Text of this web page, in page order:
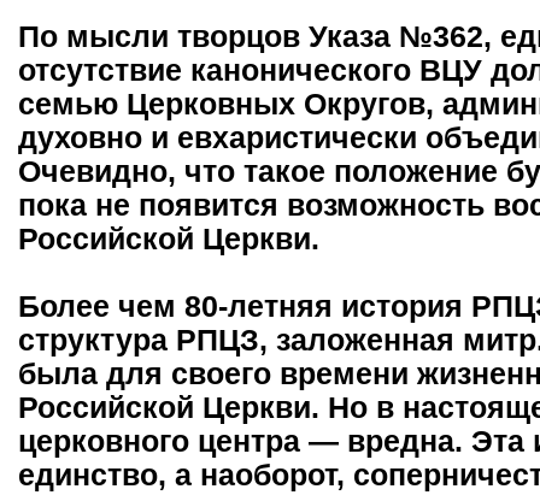
По мысли творцов Указа №362,
отсутствие канонического ВЦУ
семью Церковных Округов,
духовно и евхаристически
Очевидно, что такое положение
пока не появится возможность
Российской Церкви.
Более чем 80-летняя история
структура РПЦЗ, заложенная
была для своего времени
Российской Церкви. Но в
церковного центра — вредна.
единство, а наоборот,